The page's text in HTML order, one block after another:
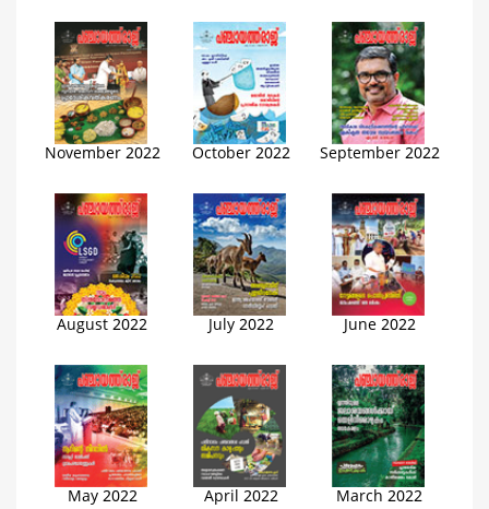
November 2022 October 2022 September 2022
August 2022 July 2022 June 2022
May 2022 April 2022 March 2022